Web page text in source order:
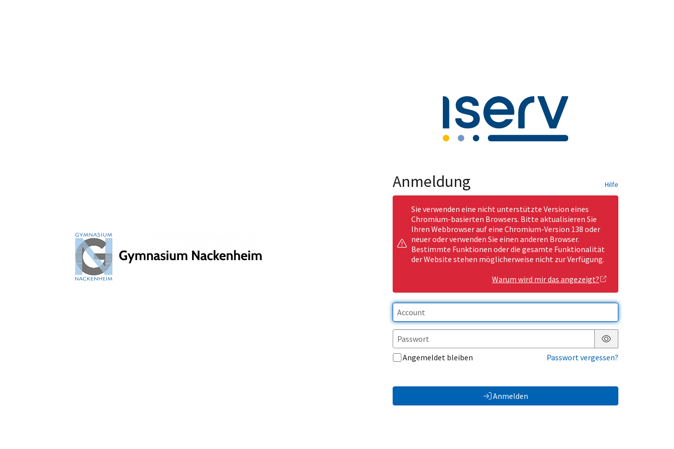
Anmeldung Hilfe
Sie verwenden eine nicht unterstützte Version eines
Chromium-basierten Browsers. Bitte aktualisieren Sie
Ihren Webbrowser auf eine Chromium-Version 138 oder
neuer oder verwenden Sie einen anderen Browser.
Bestimmte Funktionen oder die gesamte Funktionalität
der Website stehen möglicherweise nicht zur Verfügung.
Warum wird mir das angezeigt?
Passwort anzeigen
Angemeldet bleiben
Passwort vergessen?
Anmelden